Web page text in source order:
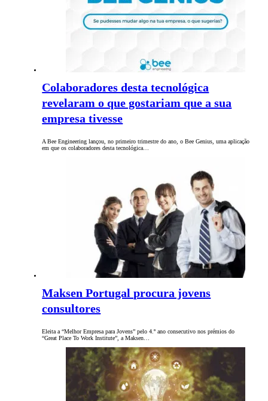
Colaboradores desta tecnológica
revelaram o que gostariam que a sua
empresa tivesse
A Bee Engineering lançou, no primeiro trimestre do ano, o Bee Genius, uma aplicação
em que os colaboradores desta tecnológica…
Maksen Portugal procura jovens
consultores
Eleita a “Melhor Empresa para Jovens” pelo 4.º ano consecutivo nos prémios do
“Great Place To Work Institute”, a Maksen…